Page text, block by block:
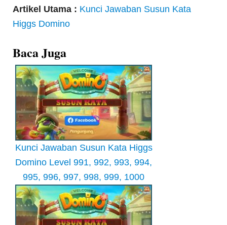
Artikel Utama : Kunci Jawaban Susun Kata
Higgs Domino
Baca Juga
Kunci Jawaban Susun Kata Higgs
Domino Level 991, 992, 993, 994,
995, 996, 997, 998, 999, 1000